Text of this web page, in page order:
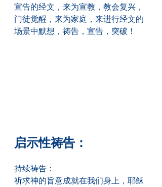
宣告的经文，来为宣教，教会复兴，
门徒觉醒，来为家庭，来进行经文的
场景中默想，祷告，宣告，突破！
启示性祷告：
持续祷告：
祈求神的旨意成就在我们身上，耶稣